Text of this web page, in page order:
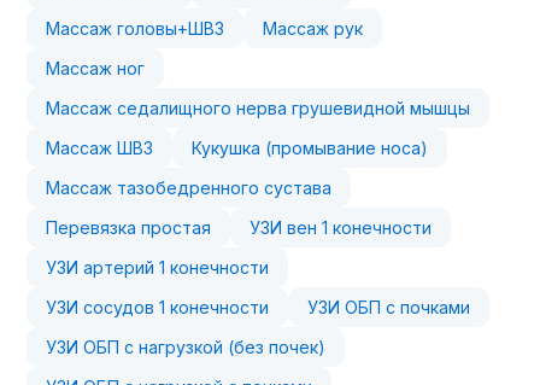
Массаж головы+ШВЗ
Массаж рук
Массаж ног
Массаж седалищного нерва грушевидной мышцы
Массаж ШВЗ
Кукушка (промывание носа)
Массаж тазобедренного сустава
Перевязка простая
УЗИ вен 1 конечности
УЗИ артерий 1 конечности
УЗИ сосудов 1 конечности
УЗИ ОБП с почками
УЗИ ОБП с нагрузкой (без почек)